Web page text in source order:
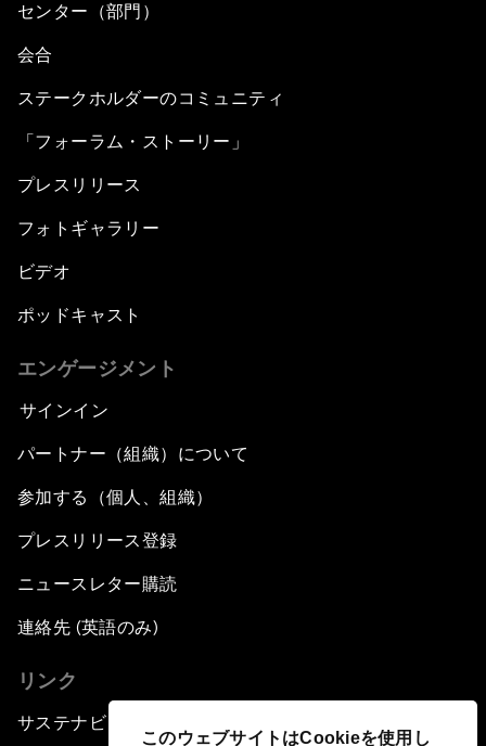
このウェブサイトはCookieを使用し
センター（部門）
会合
ステークホルダーのコミュニティ
「フォーラム・ストーリー」
プレスリリース
フォトギャラリー
ビデオ
ポッドキャスト
エンゲージメント
サインイン
パートナー（組織）について
参加する（個人、組織）
プレスリリース登録
ニュースレター購読
連絡先 (英語のみ)
リンク
サステナビリティへの取り組み